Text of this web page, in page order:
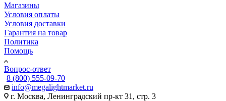
Магазины
Условия оплаты
Условия доставки
Гарантия на товар
Политика
Помощь
Вопрос-ответ
8 (800) 555-09-70
info@megalightmarket.ru
г. Москва, Ленинградский пр-кт 31, стр. 3